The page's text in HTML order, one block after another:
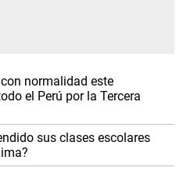
normalidad este
el Perú por la Tercera
sus clases escolares